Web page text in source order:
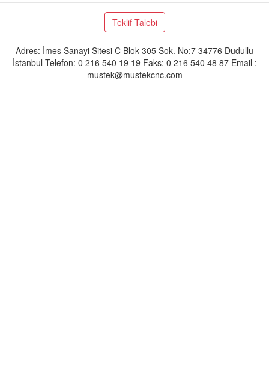
Teklif Talebi
Adres: İmes Sanayi Sitesi C Blok 305 Sok. No:7 34776 Dudullu
İstanbul Telefon: 0 216 540 19 19 Faks: 0 216 540 48 87 Email :
mustek@mustekcnc.com